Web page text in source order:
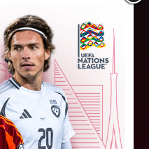
liek kārtīgi
futbolā "Riga FC
UEFA Čempionu līgas
spēli Dānijā